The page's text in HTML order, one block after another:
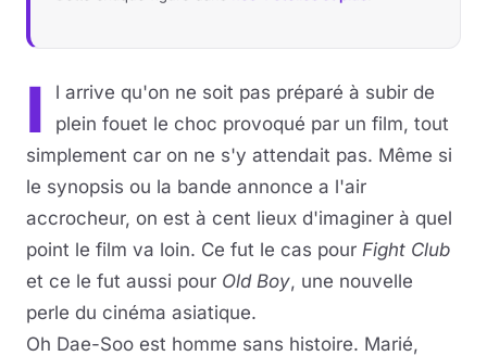
I
l arrive qu'on ne soit pas préparé à subir de
plein fouet le choc provoqué par un film, tout
simplement car on ne s'y attendait pas. Même si
le synopsis ou la bande annonce a l'air
accrocheur, on est à cent lieux d'imaginer à quel
point le film va loin. Ce fut le cas pour Fight Club
et ce le fut aussi pour Old Boy, une nouvelle
perle du cinéma asiatique.
Oh Dae-Soo est homme sans histoire. Marié,